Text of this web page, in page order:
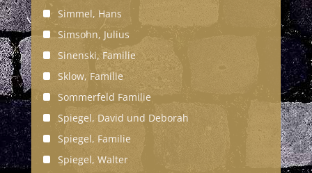
Simmel, Hans
Simsohn, Julius
Sinenski, Familie
Sklow, Familie
Sommerfeld Familie
Spiegel, David und Deborah
Spiegel, Familie
Spiegel, Walter